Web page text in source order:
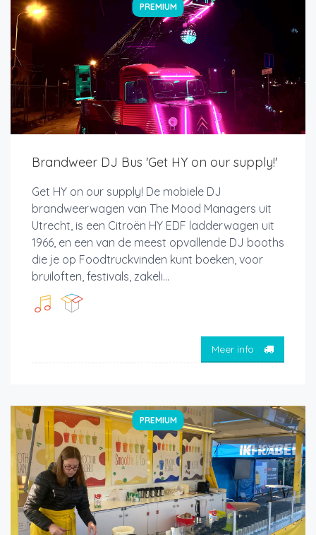
PREMIUM
Brandweer DJ Bus 'Get HY on our supply!'
Get HY on our supply! De mobiele DJ
brandweerwagen van The Mood Managers uit
Utrecht, is een Citroën HY EDF ladderwagen uit
1966, en een van de meest opvallende DJ booths
die je op Foodtruckvinden kunt boeken, voor
bruiloften, festivals, zakeli...
Meer info
PREMIUM